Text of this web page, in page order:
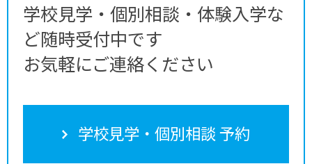
学校見学・個別相談・体験入学な
ど随時受付中です
お気軽にご連絡ください
学校見学・個別相談 予約